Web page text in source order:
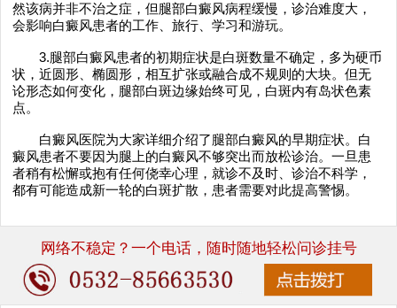
然该病并非不治之症，但腿部白癜风病程缓慢，诊治难度大，
会影响白癜风患者的工作、旅行、学习和游玩。
3.腿部白癜风患者的初期症状是白斑数量不确定，多为硬币
状，近圆形、椭圆形，相互扩张或融合成不规则的大块。但无
论形态如何变化，腿部白斑边缘始终可见，白斑内有岛状色素
点。
白癜风医院为大家详细介绍了腿部白癜风的早期症状。白
癜风患者不要因为腿上的白癜风不够突出而放松诊治。一旦患
者稍有松懈或抱有任何侥幸心理，就诊不及时、诊治不科学，
都有可能造成新一轮的白斑扩散，患者需要对此提高警惕。
网络不稳定？一个电话，随时随地轻松问诊挂号